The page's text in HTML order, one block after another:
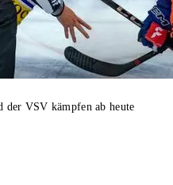
der VSV kämpfen ab heute